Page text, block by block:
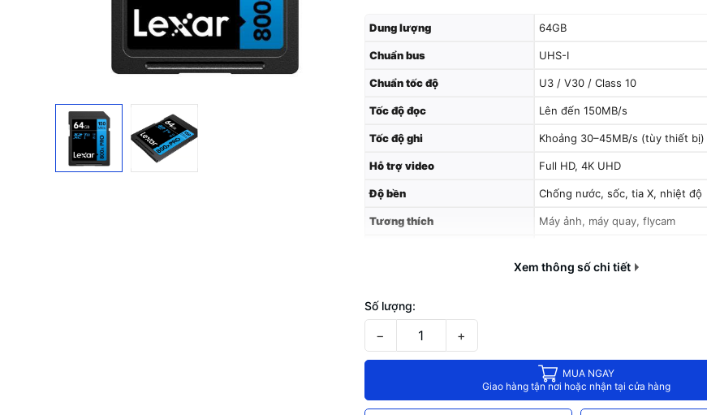
Dung lượng 64GB
Chuẩn bus UHS-I
Chuẩn tốc độ U3 / V30 / Class 10
Tốc độ đọc Lên đến 150MB/s
Tốc độ ghi Khoảng 30–45MB/s (tùy thiết bị)
Hỗ trợ video Full HD, 4K UHD
Độ bền Chống nước, sốc, tia X, nhiệt độ
Tương thích Máy ảnh, máy quay, flycam
Xem thông số chi tiết
Số lượng:
− +
MUA NGAY
Giao hàng tận nơi hoặc nhận tại cửa hàng